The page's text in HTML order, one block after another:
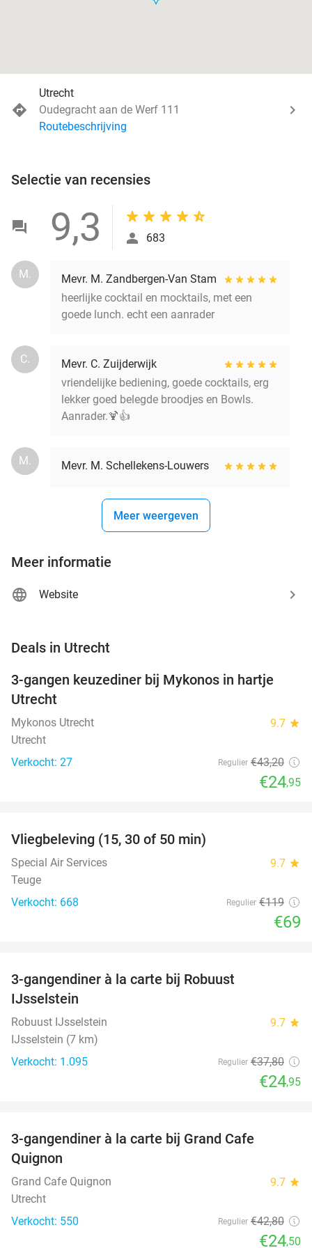
Utrecht
Oudegracht aan de Werf 111
Routebeschrijving
Selectie van recensies
9,3 683
M.
Mevr. M. Zandbergen-Van Stam
heerlijke cocktail en mocktails, met een
goede lunch. echt een aanrader
C.
Mevr. C. Zuijderwijk
vriendelijke bediening, goede cocktails, erg
lekker goed belegde broodjes en Bowls.
Aanrader.🍹👍
M. Mevr. M. Schellekens-Louwers
Meer weergeven
Meer informatie
Website
Deals in Utrecht
42%
NEW
TODAY
3-gangen keuzediner bij Mykonos in hartje
Utrecht
Mykonos Utrecht 9.7 star
Utrecht
Verkocht: 27
Regulier €43,20
€24,95
Vliegbeleving (15, 30 of 50 min)
Special Air Services 9.7 star
Teuge
Verkocht: 668
Regulier €119
€69
3-gangendiner à la carte bij Robuust
IJsselstein
Robuust IJsselstein 9.7 star
IJsselstein (7 km)
Verkocht: 1.095
Regulier €37,80
€24,95
3-gangendiner à la carte bij Grand Cafe
Quignon
Grand Cafe Quignon 9.7 star
Utrecht
Verkocht: 550
Regulier €42,80
€24,50